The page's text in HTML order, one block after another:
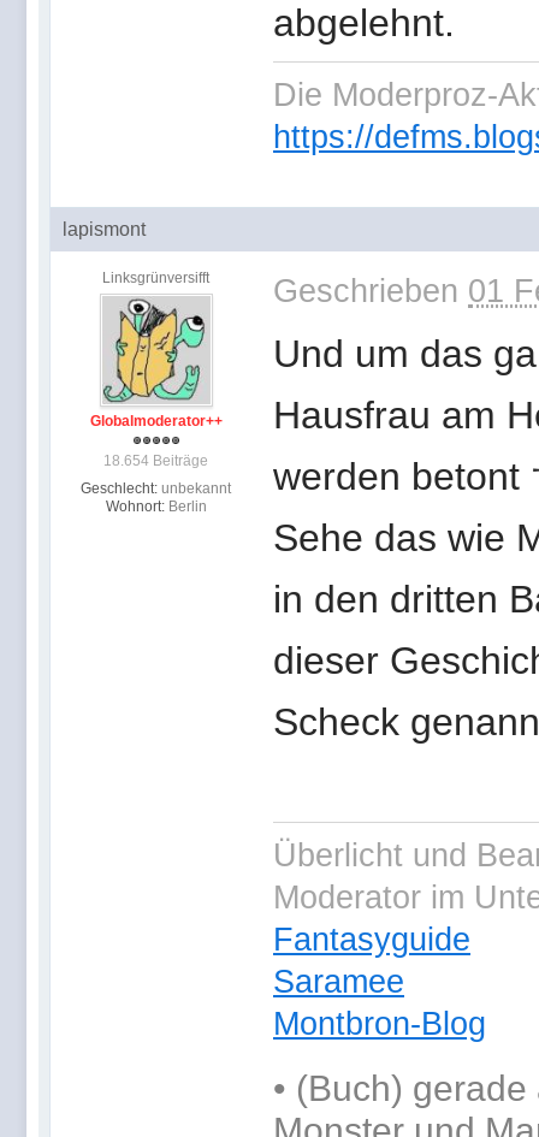
abgelehnt.
Die Moderproz-
https://
lapismont
Linksgrünversifft
Globalmoderator++
18.654 Beiträge
Geschlecht: unbekannt
Wohnort: Berlin
Geschrieben 01
Und um das
Hausfrau am
werden betont
Sehe das wie
in den dritten
dieser
Scheck
Überlicht und
Moderator im
Fantasyguide
Saramee
Montbron-Blog
• (Buch) gerade